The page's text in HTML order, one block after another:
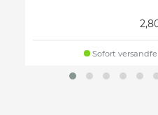
Sofort